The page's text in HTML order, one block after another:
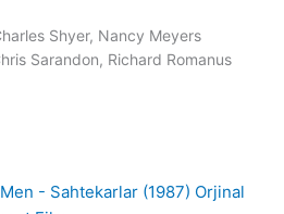
Shyer, Nancy Meyers
Sarandon, Richard Romanus